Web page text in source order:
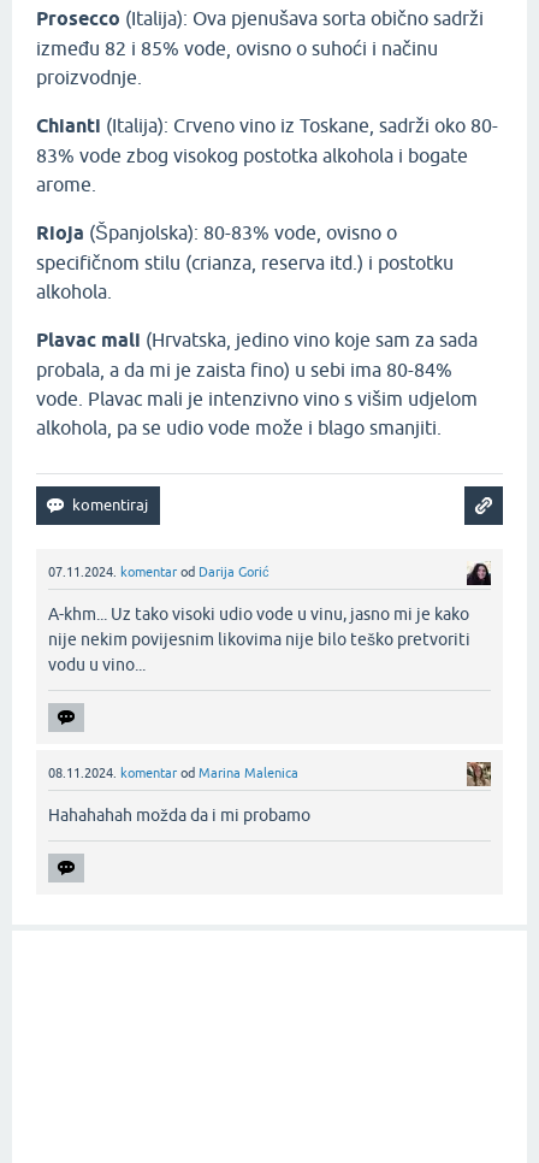
Prosecco (Italija): Ova pjenušava sorta obično sadrži
između 82 i 85% vode, ovisno o suhoći i načinu
proizvodnje.
Chianti (Italija): Crveno vino iz Toskane, sadrži oko 80-
83% vode zbog visokog postotka alkohola i bogate
arome.
Rioja (Španjolska): 80-83% vode, ovisno o
specifičnom stilu (crianza, reserva itd.) i postotku
alkohola.
Plavac mali (Hrvatska, jedino vino koje sam za sada
probala, a da mi je zaista fino) u sebi ima 80-84%
vode. Plavac mali je intenzivno vino s višim udjelom
alkohola, pa se udio vode može i blago smanjiti.
07.11.2024. komentar od Darija Gorić
A-khm... Uz tako visoki udio vode u vinu, jasno mi je kako
nije nekim povijesnim likovima nije bilo teško pretvoriti
vodu u vino...‌
08.11.2024. komentar od Marina Malenica
Hahahahah možda da i mi probamo‌